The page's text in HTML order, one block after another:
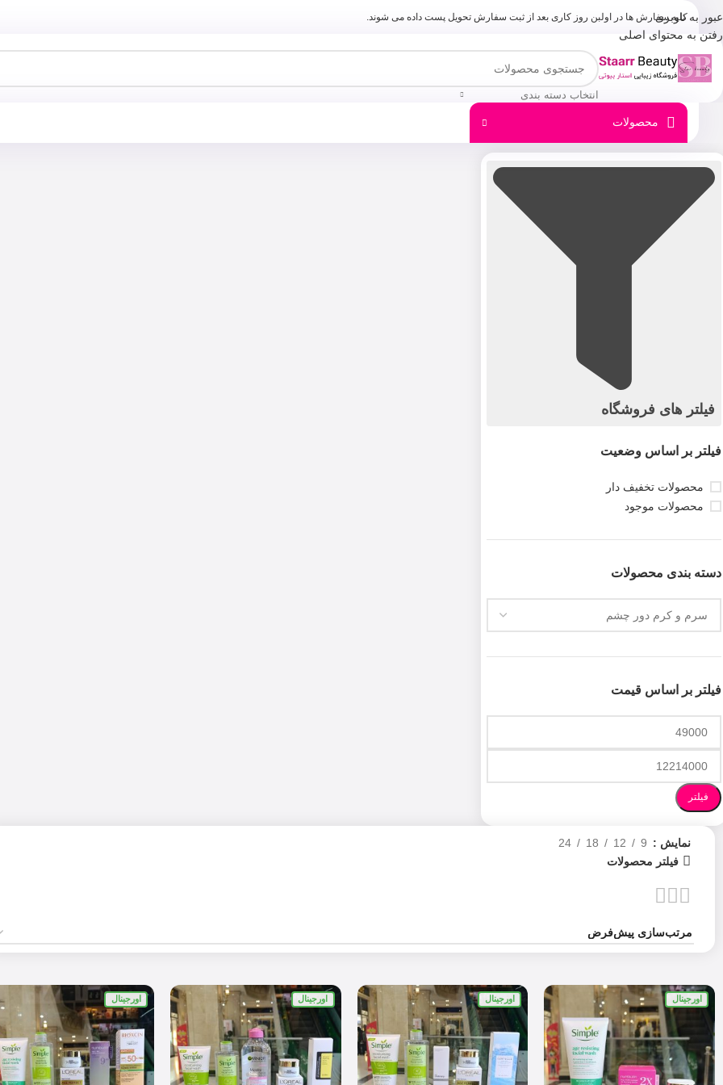
عبور به ناوبری
رفتن به محتوای اصلی
کلیه سفارش ها در اولبن روز کاری بعد از ثبت سفارش تحویل پست داده می شوند.
انتخاب دسته بندی
محصولات
فیلتر های فروشگاه
فیلتر بر اساس وضعیت
محصولات تخفیف دار
محصولات موجود
دسته بندی محصولات
فیلتر بر اساس قیمت
فیلتر
نمایش 9
12
18
24
فیلتر محصولات
اورجینال اورجینال اورجینال اورجینال